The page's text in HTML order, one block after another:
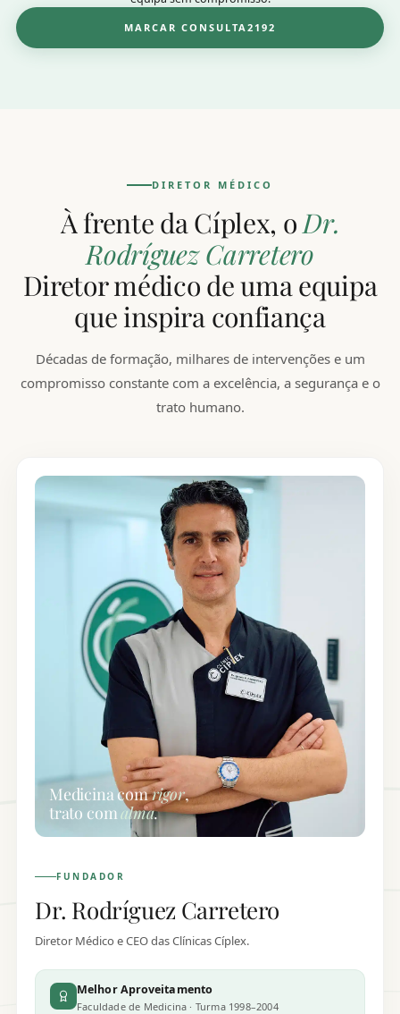
MARCAR CONSULTA
DIRETOR MÉDICO
À frente da Cíplex, oDr.
Rodríguez Carretero
Diretor médico de uma equipa
que inspira confiança
Décadas de formação, milhares de intervenções e um
compromisso constante com a excelência, a segurança e o
trato humano.
Medicina comrigor,
trato comalma.
FUNDADOR
Dr. Rodríguez Carretero
Diretor Médico e CEO das Clínicas Cíplex.
Melhor Aproveitamento
Faculdade de Medicina · Turma 1998–2004